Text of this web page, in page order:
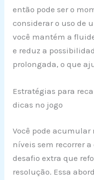
então pode ser o
considerar o uso de
você mantém a
e reduz a
prolongada, o que
Estratégias para
dicas no jogo
Você pode
níveis sem recorrer
desafio extra que
resolução. Essa